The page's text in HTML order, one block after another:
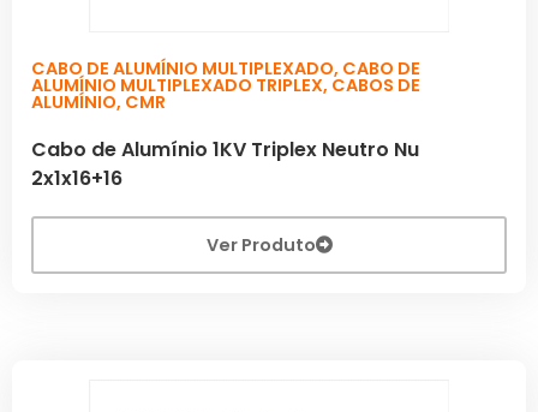
CABO DE ALUMÍNIO MULTIPLEXADO, CABO DE
ALUMÍNIO MULTIPLEXADO TRIPLEX, CABOS DE
ALUMÍNIO, CMR
Cabo de Alumínio 1KV Triplex Neutro Nu
2x1x16+16
Ver Produto